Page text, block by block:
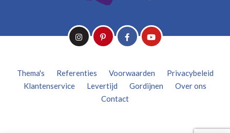
Thema's Referenties Voorwaarden
Privacybeleid
Klantenservice
Levertijd Gordijnen
Over ons
Contact